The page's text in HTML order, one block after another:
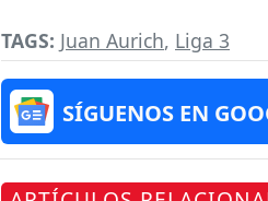
TAGS: Juan Aurich, Liga 3
SÍGUENOS EN